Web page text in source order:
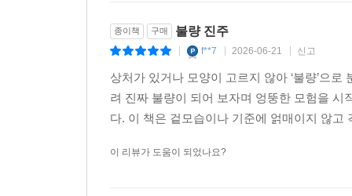
종이책 구매 불량 진주
f**7 2026-06-21 신고
상처가 있거나 모양이 고르지 않아 ‘불량’으
려 진짜 불량이 되어 보자며 엉뚱한 모험을
다. 이 책은 겉모습이나 기준에 얽매이지 않
이 리뷰가 도움이 되었나요?